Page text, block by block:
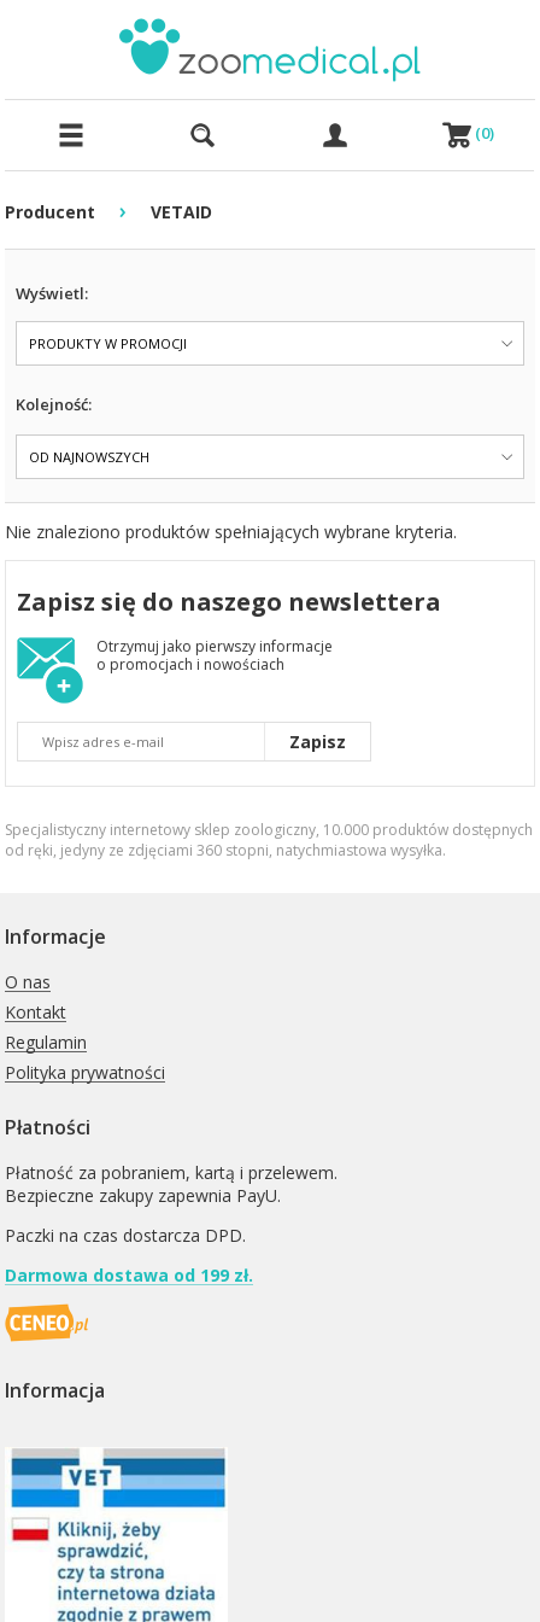
(0)
Producent › VETAID
Wyświetl:
PRODUKTY W PROMOCJI
Kolejność:
OD NAJNOWSZYCH
Nie znaleziono produktów spełniających wybrane kryteria.
Zapisz się do naszego newslettera
Otrzymuj jako pierwszy informacje
o promocjach i nowościach
Zapisz
Specjalistyczny internetowy sklep zoologiczny, 10.000 produktów dostępnych
od ręki, jedyny ze zdjęciami 360 stopni, natychmiastowa wysyłka.
Informacje
O nas
Kontakt
Regulamin
Polityka prywatności
Płatności
Płatność za pobraniem, kartą i przelewem.
Bezpieczne zakupy zapewnia PayU.
Paczki na czas dostarcza DPD.
Darmowa dostawa od 199 zł.
Informacja